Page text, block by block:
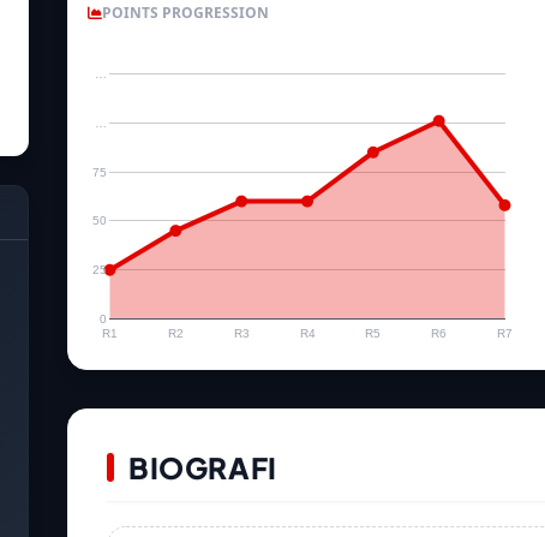
POINTS PROGRESSION
R1 R2 R3 R4 R5 R6 R7
0
25
50
75
BIOGRAFI